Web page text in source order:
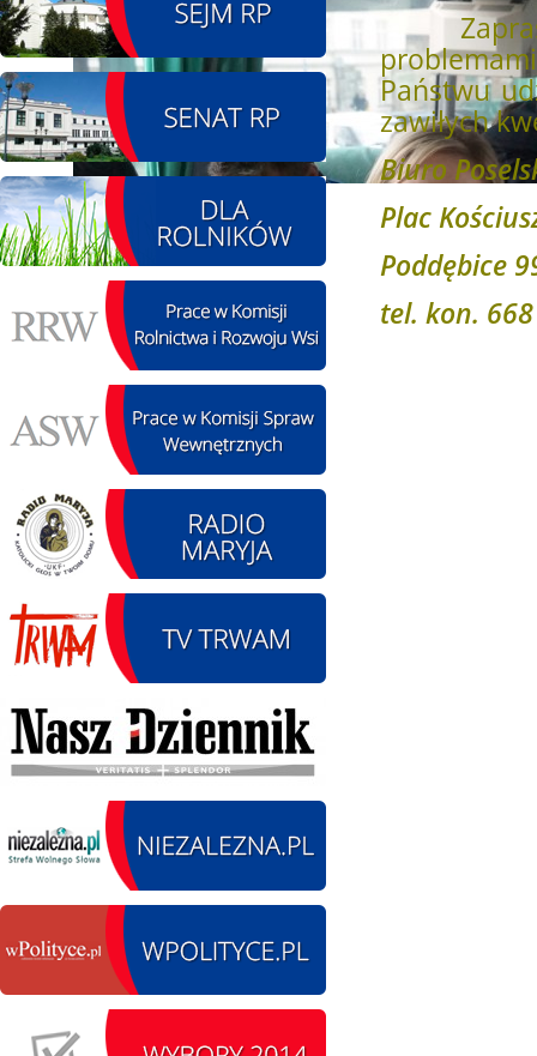
SIERPIEŃ
08
08.08.2026 r. - Piknik
integracyjny. Krępa
60 u Sołtysa
SIERPIEŃ
09
09.08.2026 r. -
Jubileusz OSP. Żerniki
czytaj więcej
SIERPIEŃ
12
12.08.2026 r. -
Oddanie drogi.
Kiełbasy
czytaj więcej
SIERPIEŃ
14
Kiernozkiego Dzika.
czytaj więcej
15
Wojska Polskiego.
Łódź
czytaj więcej
15.08.2026
Państwu
zawiłych
Biuro
Plac
Poddębice
tel. kon.